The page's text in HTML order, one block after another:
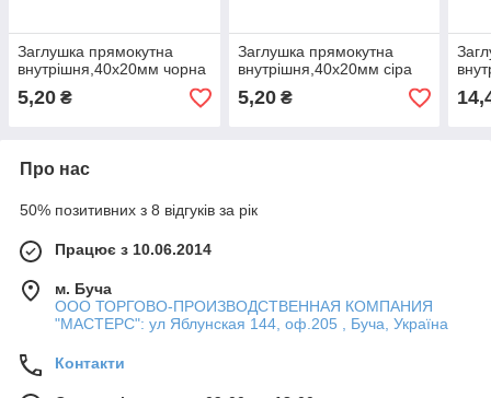
Заглушка прямокутна
внутрішня,40х20мм чорна
5,20 ₴
Заглушка прямокутна
внутрішня,40х20мм сіра
5,20₴
Про нас
50% позитивних з 8 відгуків за рік
Працює з 10.06.2014
м. Буча
ООО ТОРГОВО-ПРОИЗВОДСТВЕННАЯ КОМПАНИЯ
"МАСТЕРС": ул Яблунская 144, оф.205 , Буча, Україна
Контакти